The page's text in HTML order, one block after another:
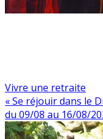
Vivre une retraite
« Se réjouir dans le
du 09/08 au 16/08/